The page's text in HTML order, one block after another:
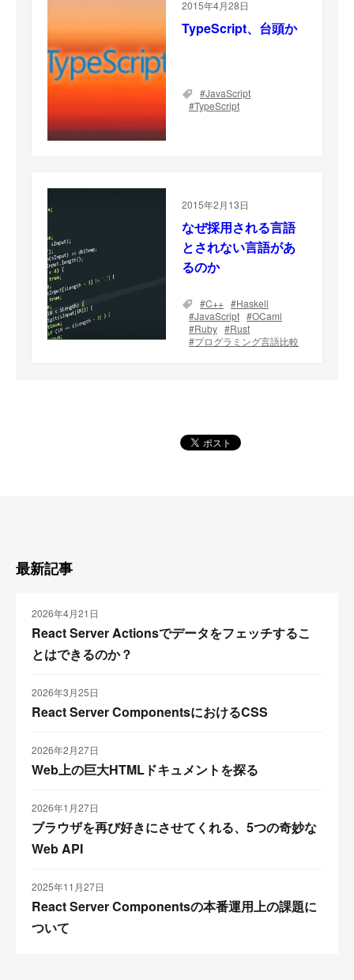
2015年4月28日
TypeScript、台頭か
JavaScript
TypeScript
2015年2月13日
なぜ採用される言語
とされない言語があ
るのか
C++
Haskell
JavaScript
OCaml
Ruby
Rust
プログラミング言語比較
最新記事
2026年4月21日
React Server Actionsでデータをフェッチするこ
とはできるのか？
2026年3月25日
React Server ComponentsにおけるCSS
2026年2月27日
Web上の巨大HTMLドキュメントを探る
2026年1月27日
ブラウザを再び好きにさせてくれる、5つの奇妙な
Web API
2025年11月27日
React Server Componentsの本番運用上の課題に
ついて